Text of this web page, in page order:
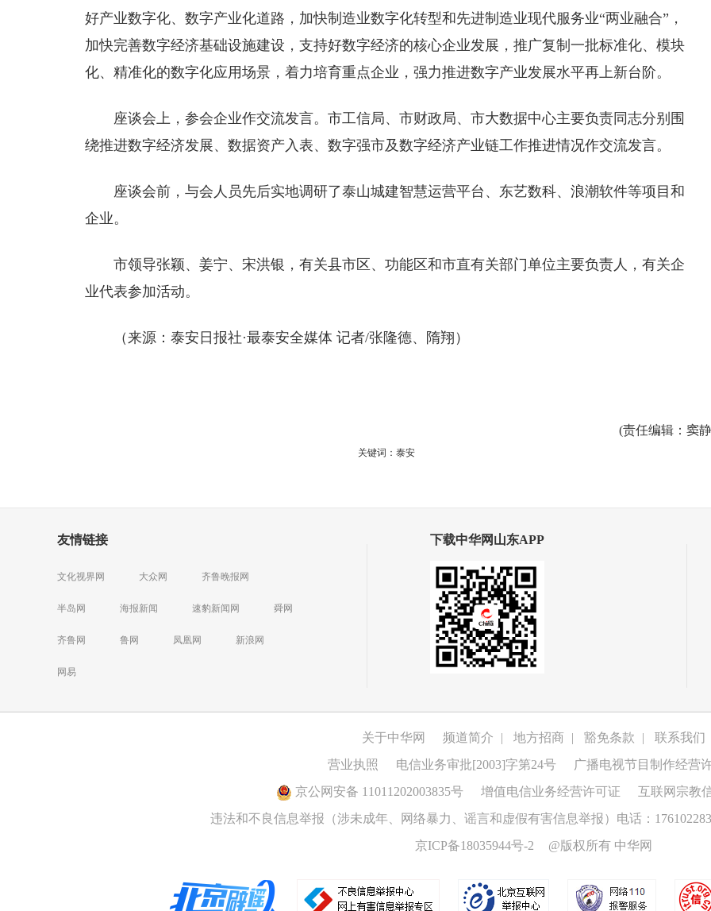
好产业数字化、数字产业化道路，加快制造业数字化转型和先进制造业现代服务业“两业融合”，
加快完善数字经济基础设施建设，支持好数字经济的核心企业发展，推广复制一批标准化、模块
化、精准化的数字化应用场景，着力培育重点企业，强力推进数字产业发展水平再上新台阶。
座谈会上，参会企业作交流发言。市工信局、市财政局、市大数据中心主要负责同志分别围
绕推进数字经济发展、数据资产入表、数字强市及数字经济产业链工作推进情况作交流发言。
座谈会前，与会人员先后实地调研了泰山城建智慧运营平台、东艺数科、浪潮软件等项目和
企业。
市领导张颖、姜宁、宋洪银，有关县市区、功能区和市直有关部门单位主要负责人，有关企
业代表参加活动。
（来源： 泰安日报社·最泰安全媒体 记者/张隆德、隋翔 ）
(责任编辑 ：窦
关键词：泰安
友情链接
文化视界网 大众网 齐鲁晚报网
半岛网 海报新闻 速豹新闻网 舜网
齐鲁网 鲁网 凤凰网 新浪网
网易
下载中华网山东APP
关于中华网 频道简介 | 地方招商 | 豁免条款 |
联系我们
营业执照
电信业务审批[2003]字第24号
广播电视节目制作经营
京公网安备 11011202003835号
增值电信业务经营许可证
互联网宗教
违法和不良信息举报（涉未成年、网络暴力、谣言和虚假有害信息举报）电话：
京ICP备18035944号-2
@版权所有 中华网